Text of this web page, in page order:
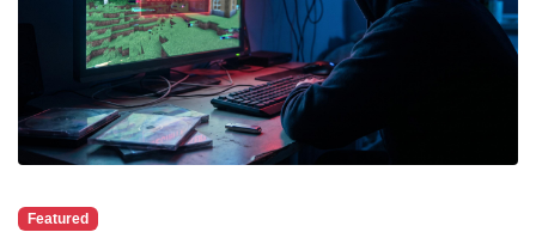
Featured